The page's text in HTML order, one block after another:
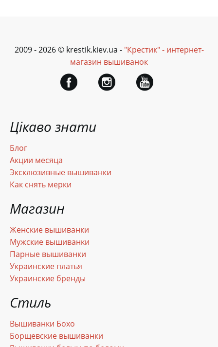
Цікаво знати
Блог
Акции месяца
Эксклюзивные вышиванки
Как снять мерки
Магазин
Женские вышиванки
Мужские вышиванки
Парные вышиванки
Украинские платья
Украинские бренды
Стиль
Вышиванки Бохо
Борщевские вышиванки
2009 - 2026 © krestik.kiev.ua - "Крестик" - интернет-
магазин вышиванок